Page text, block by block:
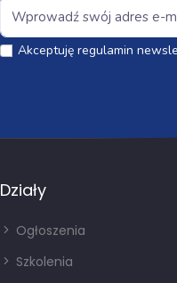
Akceptuję regulamin
Działy
Ogłoszenia
Szkolenia